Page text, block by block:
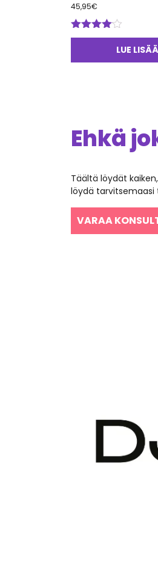
45,95€
Arvostelu
LUE LISÄÄ
Ehkä
Täältä löydät
löydä tarvitsemaasi
VARAA